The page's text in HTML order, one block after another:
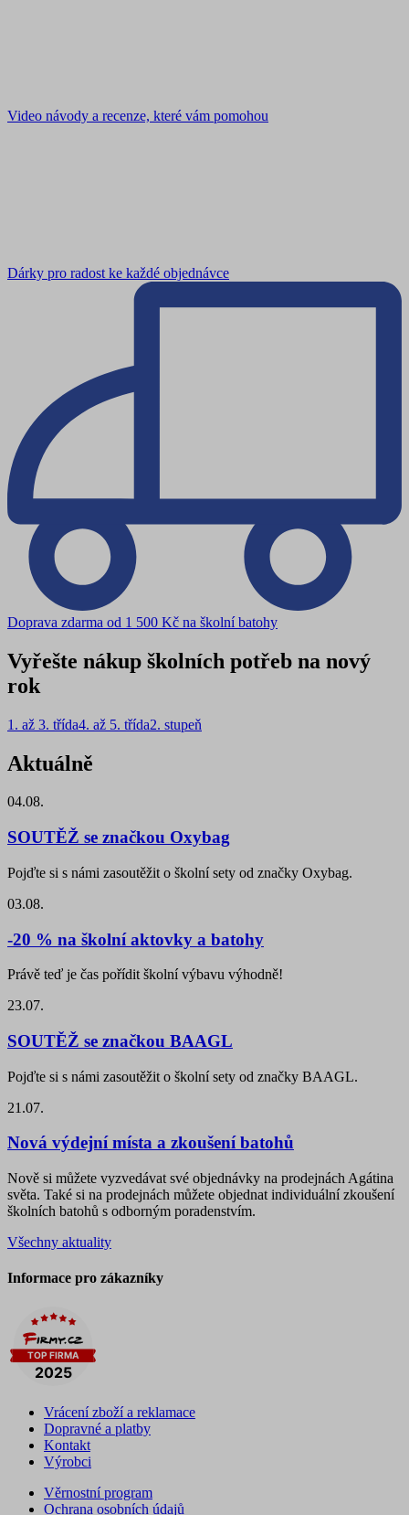
Video návody a recenze, které vám pomohou
Dárky pro radost ke každé objednávce
Doprava zdarma od 1 500 Kč na školní batohy
Vyřešte nákup školních potřeb na nový
rok
1. až 3. třída4. až 5. třída2. stupeň
Aktuálně
04.08.
SOUTĚŽ se značkou Oxybag
Pojďte si s námi zasoutěžit o školní sety od značky Oxybag.
03.08.
-20 % na školní aktovky a batohy
Právě teď je čas pořídit školní výbavu výhodně!
23.07.
SOUTĚŽ se značkou BAAGL
Pojďte si s námi zasoutěžit o školní sety od značky BAAGL.
21.07.
Nová výdejní místa a zkoušení batohů
Nově si můžete vyzvedávat své objednávky na prodejnách Agátina
světa. Také si na prodejnách můžete objednat individuální zkoušení
školních batohů s odborným poradenstvím.
Všechny aktuality
Informace pro zákazníky
Vrácení zboží a reklamace
Dopravné a platby
Kontakt
Výrobci
Věrnostní program
Ochrana osobních údajů